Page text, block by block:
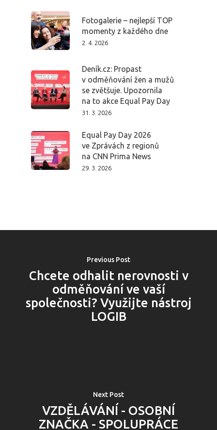
Fotogalerie – nejlepší TOP
momenty z každého dne
2. 4. 2026
Deník.cz: Propast
v odměňování žen a mužů
se zvětšuje. Upozornila
na to akce Equal Pay Day
31. 3. 2026
Equal Pay Day 2026
ve Zprávách z regionů
na CNN Prima News
29. 3. 2026
Previous Post
Chcete odhalit nerovnosti v
odměňování ve vaší
společnosti? Využijte nástroj
LOGIB
Next Post
VZDĚLÁVÁNÍ - OSOBNÍ
ZNAČKA - SPOLUPRÁCE